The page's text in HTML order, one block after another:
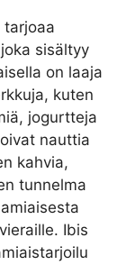
tarjoaa
sisältyy
on laaja
kuten
jogurtteja
nauttia
kahvia,
tunnelma
Ibis